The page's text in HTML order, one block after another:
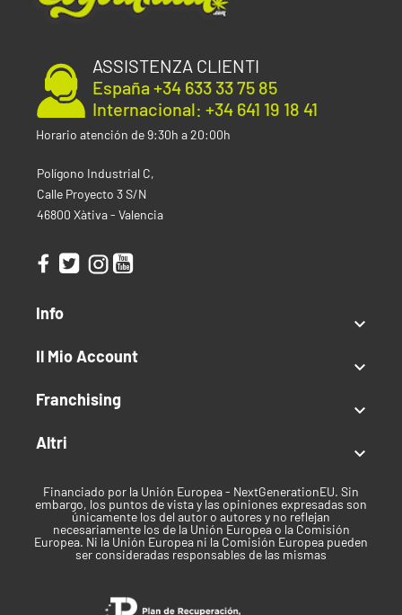
ASSISTENZA CLIENTI
España +34 633 33 75 85
Internacional: +34 641 19 18 41
Horario atención de 9:30h a 20:00h
Polígono Industrial C,
Calle Proyecto 3 S/N
46800 Xàtiva - Valencia
Info

Il Mio Account

Franchising

Altri

Financiado por la Unión Europea - NextGenerationEU. Sin
embargo, los puntos de vista y las opiniones expresadas son
únicamente los del autor o autores y no reflejan
necesariamente los de la Unión Europea o la Comisión
Europea. Ni la Unión Europea ni la Comisión Europea pueden
ser consideradas responsables de las mismas